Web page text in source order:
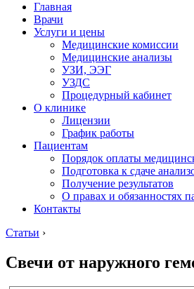
Главная
Врачи
Услуги и цены
Медицинские комиссии
Медицинские анализы
УЗИ, ЭЭГ
УЗДС
Процедурный кабинет
О клинике
Лицензии
График работы
Пациентам
Порядок оплаты
Подготовка к сдаче
Получение результатов
О правах и обязанностях
Контакты
Статьи ›
Свечи от наружного